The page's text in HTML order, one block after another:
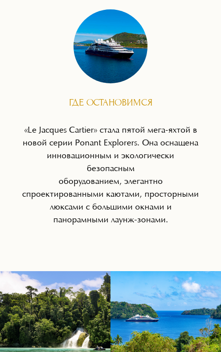
ГДЕ ОСТАНОВИМСЯ
«Le Jacques Cartier» стала пятой мега-яхтой в
новой серии Ponant Explorers. Она оснащена
инновационным и экологически
безопасным
оборудованием, элегантно
спроектированными каютами, просторными
люксами с большими окнами и
панорамными лаунж-зонами.